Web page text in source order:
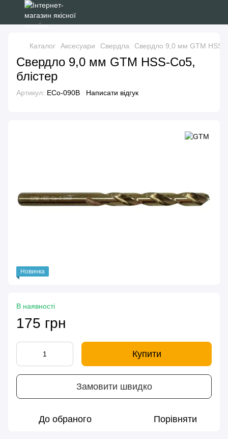
Каталог Аксесуари Свердла Свердло 9,0 мм GTM HSS-
Свердло 9,0 мм GTM HSS-Co5,
блістер
Артикул: ECo-090B Написати відгук
Новинка
В наявності
175 грн
Купити
Замовити швидко
До обраного Порівняти